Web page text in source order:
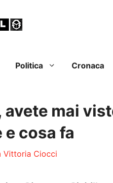
Politica Cronaca
avete mai
e cosa fa
Vittoria Ciocci